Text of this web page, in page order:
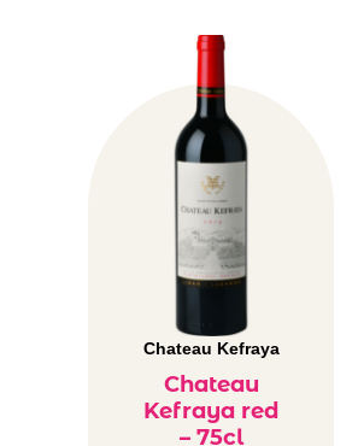
Chateau Kefraya
Chateau
Kefraya red
– 75cl